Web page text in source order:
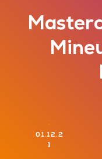
•
01.12.2
1